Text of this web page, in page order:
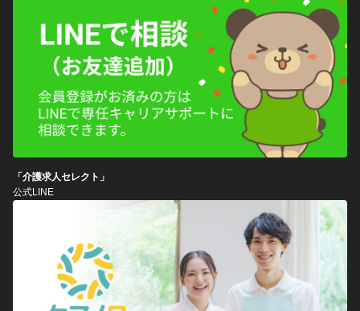
「介護求人セレクト」
公式LINE